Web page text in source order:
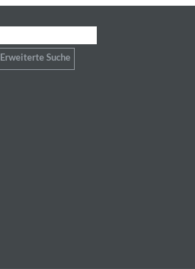
Erweiterte Suche